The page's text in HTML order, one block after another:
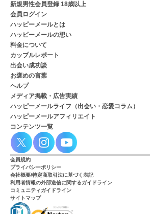
新規男性会員登録 18歳以上
会員ログイン
ハッピーメールとは
ハッピーメールの想い
料金について
カップルレポート
出会い成功談
お褒めの言葉
ヘルプ
メディア掲載・広告実績
ハッピーメールライフ（出会い・恋愛コラム）
ハッピーメールアフィリエイト
コンテンツ一覧
会員規約
プライバシーポリシー
会社概要/特定商取引法に基づく表記
利用者情報の外部送信に関するガイドライン
コミュニティガイドライン
サイトマップ